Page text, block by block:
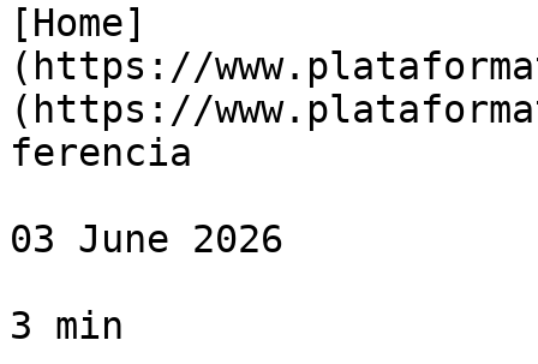
[Home]
(https://
(https://
ferencia
03 June 2026
3 min